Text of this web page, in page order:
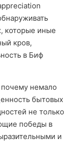
которые иные
кров,
в Биф
почему немало
бытовых
не только
победы в
и